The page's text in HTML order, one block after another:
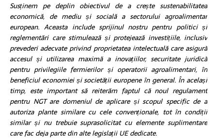
Susținem pe deplin obiectivul de a crește sustenabilitatea
economică, de mediu și socială a sectorului agroalimentar
european. Aceasta include sprijinul nostru pentru politici și
reglementări care stimulează și protejează investițiile, inclusiv
prevederi adecvate privind proprietatea intelectuală care asigură
accesul și utilizarea maximă a inovațiilor, securitate juridică
pentru privilegiile fermierilor și operatorii agroalimentari, în
beneficiul economiei și societății europene în general. În același
timp, este important să reiterăm faptul că noul regulament
pentru NGT are domeniul de aplicare și scopul specific de a
autoriza plante similare cu cele convenționale, tot în condiții
similar și nu trebuie suprasolicitat cu elemente suplimentare
care fac deja parte din alte legislații UE dedicate.